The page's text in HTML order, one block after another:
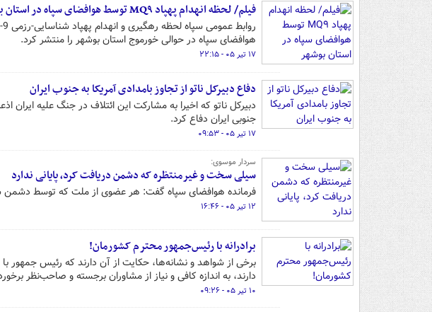
فیلم/ لحظه انهدام پهپاد MQ۹ توسط هوافضای سپاه در استان بوشهر
هوافضای سپاه در حوالی خورموج استان بوشهر را منتشر کرد.
۱۷ تیر ۰۵ - ۲۲:۱۵
دفاع دبیرکل ناتو از تجاوز بامدادی آمریکا به جنوب ایران
دبیرکل ناتو که اخیرا به مشارکت این ائتلاف در جنگ علیه ایران
جنوبی ایران دفاع کرد.
۱۷ تیر ۰۵ - ۰۹:۵۳
سردار موسوی:
سیلی سخت و غیرمنتظره که دشمن دریافت کرد، پایانی ندارد
فرمانده هوافضای سپاه گفت: هر عضوی از ملت که توسط دشمن
۱۲ تیر ۰۵ - ۱۶:۴۶
برادرانه با رئیس‌جمهور محترم کشورمان!
برخی از شواهد و نشانه‌ها، حکایت از آن دارند که رئیس جمهور
دارند، به اندازه کافی و نیاز از مشاوران برجسته و صاحب‌نظر
۱۰ تیر ۰۵ - ۰۹:۲۶